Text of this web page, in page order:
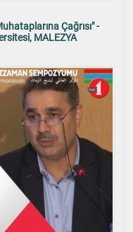
Çağrısı" -
MALEZYA